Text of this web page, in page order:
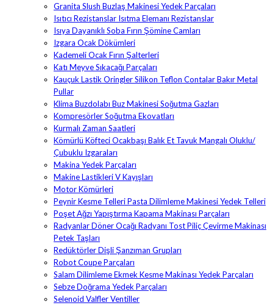
Granita Slush Buzlaş Makinesi Yedek Parçaları
Isıtıcı Rezistanslar Isıtma Elemanı Rezistanslar
Isıya Dayanıklı Soba Fırın Şömine Camları
Izgara Ocak Dökümleri
Kademeli Ocak Fırın Şalterleri
Katı Meyve Sıkacağı Parçaları
Kauçuk Lastik Oringler Silikon Teflon Contalar Bakır Metal
Pullar
Klima Buzdolabı Buz Makinesi Soğutma Gazları
Kompresörler Soğutma Ekovatları
Kurmalı Zaman Saatleri
Kömürlü Köfteci Ocakbaşı Balık Et Tavuk Mangalı Oluklu/
Çubuklu Izgaraları
Makina Yedek Parçaları
Makine Lastikleri V Kayışları
Motor Kömürleri
Peynir Kesme Telleri Pasta Dilimleme Makinesi Yedek Telleri
Poşet Ağzı Yapıştırma Kapama Makinası Parçaları
Radyanlar Döner Ocağı Radyanı Tost Piliç Çevirme Makinası
Petek Taşları
Redüktörler Dişli Şanzıman Grupları
Robot Coupe Parçaları
Salam Dilimleme Ekmek Kesme Makinası Yedek Parçaları
Sebze Doğrama Yedek Parçaları
Selenoid Valfler Ventiller